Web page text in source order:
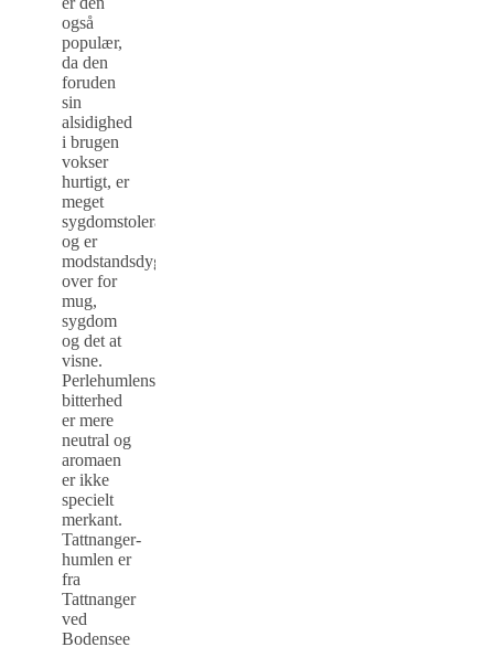
også
populær,
da den
foruden
sin
alsidighed
i brugen
vokser
hurtigt, er
meget
sygdomstolerant
og er
modstandsdygtig
over for
mug,
sygdom
og det at
visne.
Perlehumlens
bitterhed
er mere
neutral og
aromaen
er ikke
specielt
merkant.
Tattnanger-
humlen er
fra
Tattnanger
ved
Bodensee